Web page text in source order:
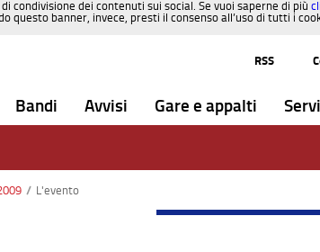
condivisione dei contenuti sui social. Se vuoi saperne di più
questo banner, invece, presti il consenso all’uso di tutti i
RSS
Bandi Avvisi Gare e appalti
/ L'evento